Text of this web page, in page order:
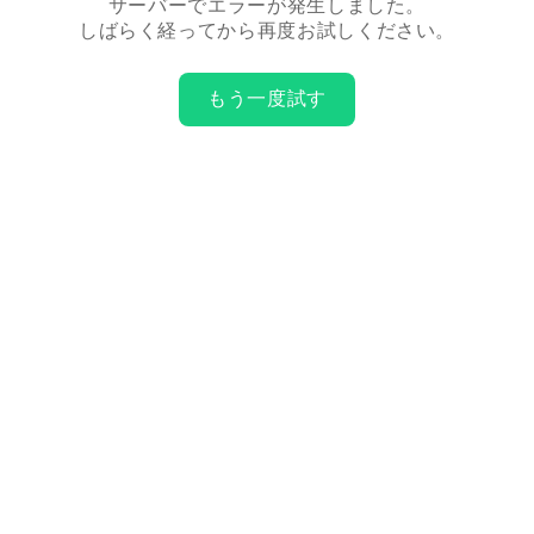
サーバーでエラーが発生しました。
しばらく経ってから再度お試しください。
もう一度試す